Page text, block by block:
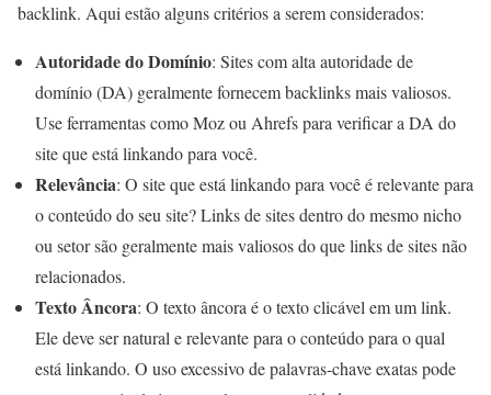
backlink. Aqui estão alguns critérios a serem considerados:
Autoridade do Domínio: Sites com alta autoridade de
domínio (DA) geralmente fornecem backlinks mais valiosos.
Use ferramentas como Moz ou Ahrefs para verificar a DA do
site que está linkando para você.
Relevância: O site que está linkando para você é relevante para
o conteúdo do seu site? Links de sites dentro do mesmo nicho
ou setor são geralmente mais valiosos do que links de sites não
relacionados.
Texto Âncora: O texto âncora é o texto clicável em um link.
Ele deve ser natural e relevante para o conteúdo para o qual
está linkando. O uso excessivo de palavras-chave exatas pode